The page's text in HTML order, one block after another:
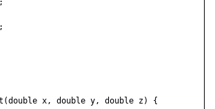
x, double y, double z) {